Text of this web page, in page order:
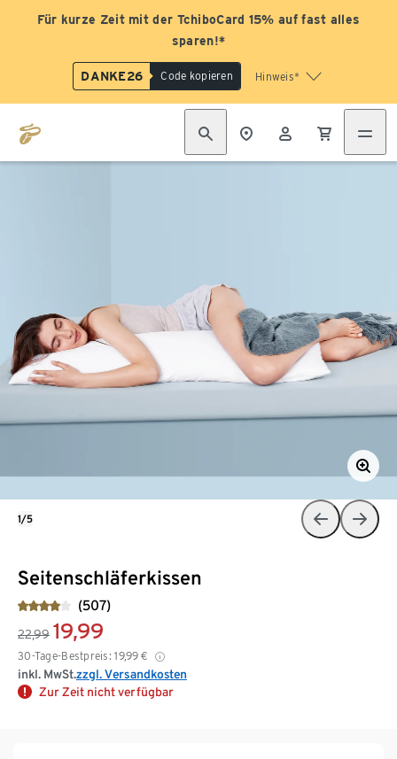
Für kurze Zeit mit der TchiboCard 15% auf fast alles
sparen!*
DANKE26 Code kopieren Hinweis*
Seitenschläferkissen
(507)
22,99 19,99
30-Tage-Bestpreis: 19,99 €
inkl. MwSt.zzgl. Versandkosten
Zur Zeit nicht verfügbar
1/5